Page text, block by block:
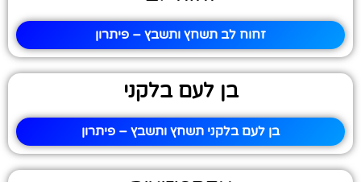
זחוח לב תשחץ ותשבץ – פיתרון
בן לעם בלקני
בן לעם בלקני תשחץ ותשבץ – פיתרון